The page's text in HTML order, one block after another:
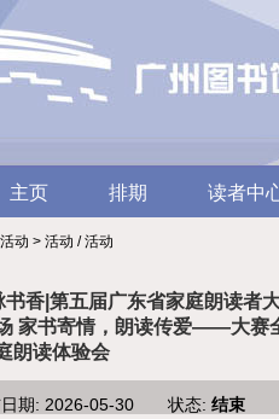
主页 排期 读者中
动 > 活动 / 活动
书香|第五届广东省家庭朗读者
家书寄情，朗读传爱——大赛
朗读体验会
日期: 2026-05-30 状态: 结束